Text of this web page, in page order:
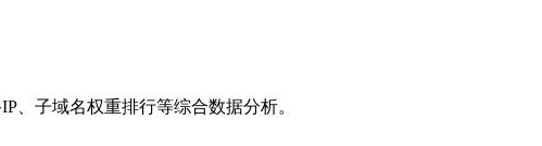
、子域名权重排行等综合数据分析。